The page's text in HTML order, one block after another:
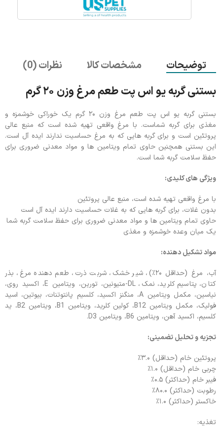
توضیحات مشخصات کالا نظرات (0)
بستنی گربه یو اس پت طعم مرغ وزن ۲۰ گرم
بستنی گربه یو اس پت طعم مرغ وزن ۲۰ گرم یک خوراکی خوشمزه و
مغذی برای گربه شماست. با مرغ واقعی تهیه شده است که منبع عالی
پروتئین است و برای گربه هایی که به مرغ حساسیت ندارند ایده آل است.
این بستنی همچنین حاوی تمام ویتامین ها و مواد معدنی ضروری برای
حفظ سلامت گربه شما است.
ویژگی های کلیدی:
با مرغ واقعی تهیه شده است، منبع عالی پروتئین
بدون غلات، برای گربه هایی که به غلات حساسیت دارند ایده آل است
حاوی تمام ویتامین ها و مواد معدنی ضروری برای حفظ سلامت گربه شما
یک میان وعده خوشمزه و مغذی
مواد تشکیل دهنده:
آب، مرغ (حداقل ۲۰٪)، شیر خشک، شربت ذرت، طعم دهنده مرغ، بذر
کتان، پتاسیم کلرید، نمک، DL-متیونین، تورین، ویتامین E، اکسید روی،
نیاسین، مکمل ویتامین A، منگنز اکسید، کلسیم پانتوتنات، بیوتین، اسید
فولیک، مکمل ویتامین B12، کولین کلرید، ویتامین B1، ویتامین B2، ید
کلسیم، اکسید آهن، ویتامین B6، ویتامین D3.
تجزیه و تحلیل تضمینی:
پروتئین خام (حداقل) ۳.۰٪
چربی خام (حداقل) ۱.۰٪
فیبر خام (حداکثر) ۰.۵٪
رطوبت (حداکثر) ۸۰.۰٪
خاکستر (حداکثر) ۱.۰٪
تغذیه: